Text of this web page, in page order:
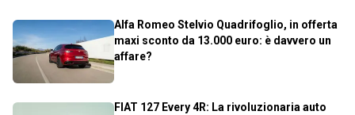
Alfa Romeo Stelvio Quadrifoglio, in offerta
maxi sconto da 13.000 euro: è davvero un
affare?
FIAT 127 Every 4R: La rivoluzionaria auto